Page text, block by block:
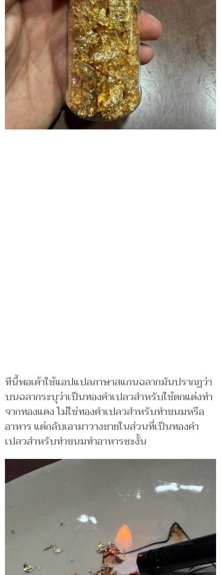
ทีนี้พอเค้าใช้แอปแปลภาษาสแกนฉลากมันปรากฏว่า
บนฉลากระบุว่าเป็นทองคำเปลวสำหรับใช้ตกแต่งทำ
จากทองแดง ไม่ใช่ทองคำเปลวสำหรับทำขนมหรือ
อาหาร แต่กลับเอามาวางขายในส่วนที่เป็นทองคำ
เปลวสำหรับทำขนมทำอาหารซะงั้น